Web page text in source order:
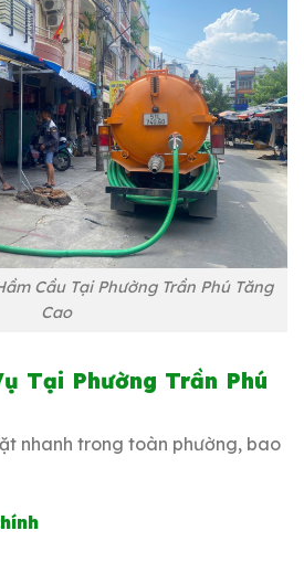
Cầu Tại Phường Trần Phú Tăng
Cao
Tại Phường Trần Phú
nhanh trong toàn phường, bao